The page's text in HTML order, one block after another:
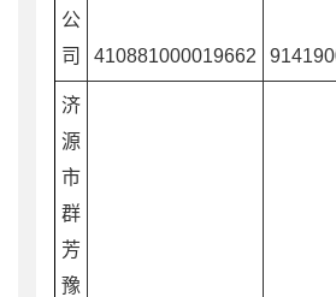
公
司
410881000019662
济
源
市
群
芳
豫